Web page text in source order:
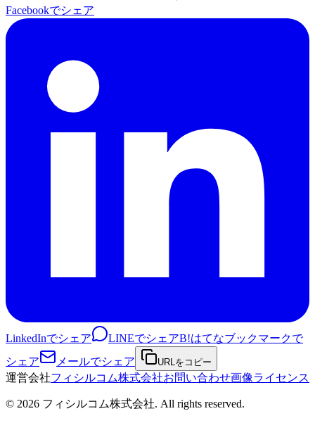
Facebookでシェア
LinkedInでシェア LINEでシェアB!はてなブックマークで
シェア
メールでシェア URLをコピー
運営会社フィシルコム株式会社お問い合わせ画像ライセンス
© 2026 フィシルコム株式会社. All rights reserved.